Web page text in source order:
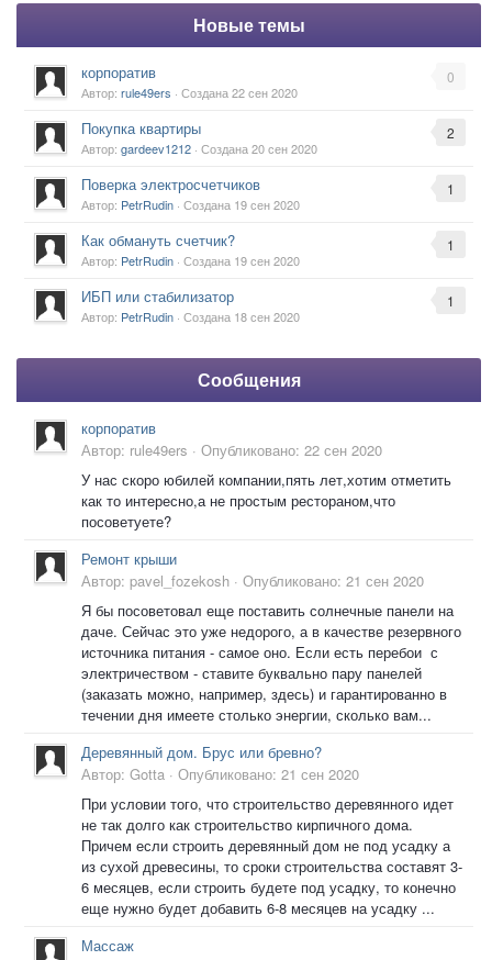
Новые темы
0
корпоратив
Автор: rule49ers · Создана22 сен 2020
2
Покупка квартиры
Автор: gardeev1212 · Создана20 сен 2020
1
Поверка электросчетчиков
Автор: PetrRudin · Создана 19 сен 2020
1
Как обмануть счетчик?
Автор: PetrRudin · Создана 19 сен 2020
1
ИБП или стабилизатор
Автор: PetrRudin · Создана 18 сен 2020
Сообщения
корпоратив
Автор: rule49ers · Опубликовано: 22 сен 2020
У нас скоро юбилей компании,пять лет,хотим отметить
как то интересно,а не простым рестораном,что
посоветуете?
Ремонт крыши
Автор: pavel_fozekosh · Опубликовано: 21 сен 2020
Я бы посоветовал еще поставить солнечные панели на
даче. Сейчас это уже недорого, а в качестве резервного
источника питания - самое оно. Если есть перебои с
электричеством - ставите буквально пару панелей
(заказать можно, например, здесь) и гарантированно в
течении дня имеете столько энергии, сколько вам...
Деревянный дом. Брус или бревно?
Автор: Gotta · Опубликовано: 21 сен 2020
При условии того, что строительство деревянного идет
не так долго как строительство кирпичного дома.
Причем если строить деревянный дом не под усадку а
из сухой древесины, то сроки строительства составят 3-
6 месяцев, если строить будете под усадку, то конечно
еще нужно будет добавить 6-8 месяцев на усадку ...
Массаж